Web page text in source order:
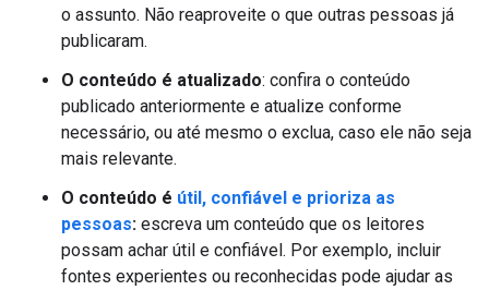
o assunto. Não reaproveite o que outras pessoas já
publicaram.
O conteúdo é atualizado: confira o conteúdo
publicado anteriormente e atualize conforme
necessário, ou até mesmo o exclua, caso ele não seja
mais relevante.
O conteúdo é útil, confiável e prioriza as
pessoas: escreva um conteúdo que os leitores
possam achar útil e confiável. Por exemplo, incluir
fontes experientes ou reconhecidas pode ajudar as